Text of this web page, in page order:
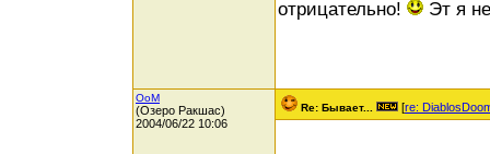
отрицательно!
Эт я
OoM
(Озеро Ракшас)
2004/06/22 10:06
Re: Бывает... [re: